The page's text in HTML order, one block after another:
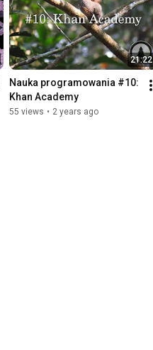
21:22
Nauka programowania #10:
Khan Academy
55 views • 2 years ago